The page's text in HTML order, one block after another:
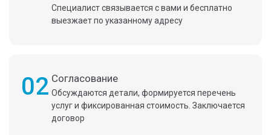
Специалист связывается с вами и бесплатно
выезжает по указанному адресу
02 Согласование
Обсуждаются детали, формируется перечень
услуг и фиксированная стоимость. Заключается
договор